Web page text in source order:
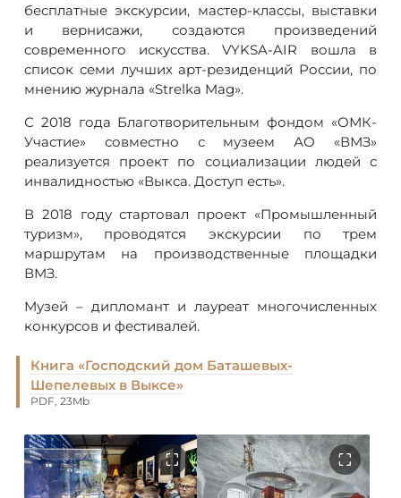
бесплатные экскурсии, мастер-классы, выставки
и вернисажи, создаются произведений
современного искусства. VYKSA-AIR вошла в
список семи лучших арт-резиденций России, по
мнению журнала «Strelka Mag».
С 2018 года Благотворительным фондом «ОМК-
Участие» совместно с музеем АО «ВМЗ»
реализуется проект по социализации людей с
инвалидностью «Выкса. Доступ есть».
В 2018 году стартовал проект «Промышленный
туризм», проводятся экскурсии по трем
маршрутам на производственные площадки
ВМЗ.
Музей – дипломант и лауреат многочисленных
конкурсов и фестивалей.
Книга «Господский дом Баташевых-
Шепелевых в Выксе»
PDF, 23Mb